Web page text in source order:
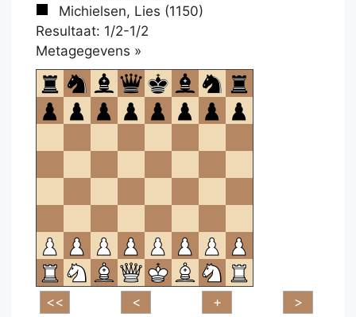
Michielsen, Lies (1150)
Resultaat: 1/2-1/2
Metagegevens »
om
te
openen.